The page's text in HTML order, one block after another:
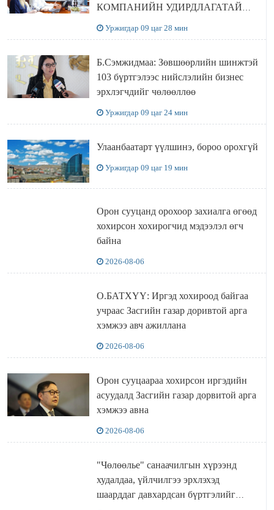
КОМПАНИЙН УДИРДЛАГАТАЙ
Уржигдар 09 цаг 28 мин
Б.Сэмжидмаа: Зөвшөөрлийн шинжтэй
103 бүртгэлээс нийслэлийн бизнес
эрхлэгчдийг чөлөөллөө
Уржигдар 09 цаг 24 мин
Улаанбаатарт үүлшинэ, бороо орохгүй
Уржигдар 09 цаг 19 мин
Орон сууцанд орохоор захиалга өгөөд
хохирсон хохирогчид мэдээлэл өгч
байна
2026-08-06
О.БАТХҮҮ: Иргэд хохироод байгаа
учраас Засгийн газар доривтой арга
хэмжээ авч ажиллана
2026-08-06
Орон сууцаараа хохирсон иргэдийн
асуудалд Засгийн газар дорвитой арга
хэмжээ авна
2026-08-06
"Чөлөөлье" санаачилгын хүрээнд
худалдаа, үйлчилгээ эрхлэхэд
шаарддаг давхардсан бүртгэлийг